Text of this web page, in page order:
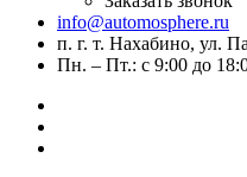
info@automosphere.ru
п. г. т. Нахабино, ул.
Пн. – Пт.: с 9:00 до